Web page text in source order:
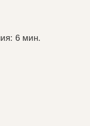
6 мин.